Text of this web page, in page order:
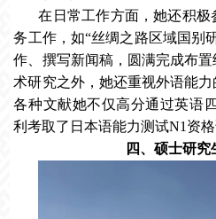
在日常工作方面，她还积
务工作，如“丝绸之路区域国别
作、撰写新闻稿，圆满完成布
术研究之外，她还重视外语能
各种文献她不仅高分通过英语
利考取了日本语能力测试N1资格
四、硕士研究